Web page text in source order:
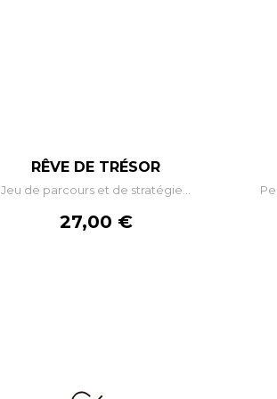
RÊVE DE TRÉSOR
Jeu de parcours et de stratégie...
Prix
27,00 €